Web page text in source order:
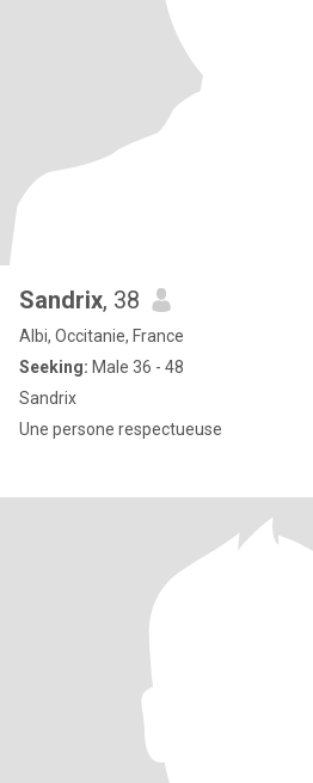
Sandrix, 38
Albi, Occitanie, France
Seeking: Male 36 - 48
Sandrix
Une persone respectueuse